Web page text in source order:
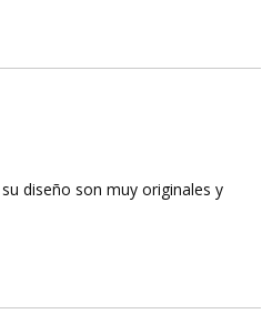
diseño son muy originales y